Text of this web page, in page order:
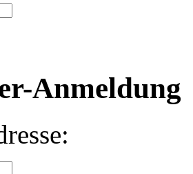
Anmeldung